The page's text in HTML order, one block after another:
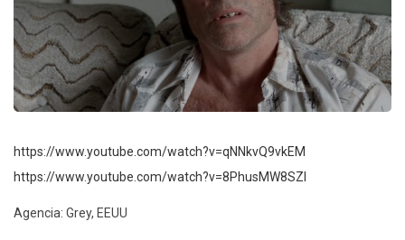
https://www.youtube.com/watch?v=qNNkvQ9vkEM
https://www.youtube.com/watch?v=8PhusMW8SZI
Agencia: Grey, EEUU